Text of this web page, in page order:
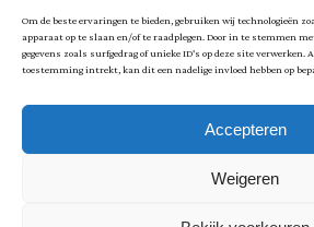
Om de beste ervaringen te bieden, gebruiken wij technologieën
apparaat op te slaan en/of te raadplegen. Door in te stemmen
gegevens zoals surfgedrag of unieke ID's op deze site verwerken.
toestemming intrekt, kan dit een nadelige invloed hebben op
Accepteren
Weigeren